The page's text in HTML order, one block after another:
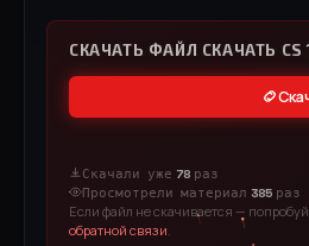
СКАЧАТЬ ФАЙЛ СКАЧАТЬ CS
Скачали уже 78 раз
Просмотрели материал 385 раз
Если файл не скачивается —
обратной связи